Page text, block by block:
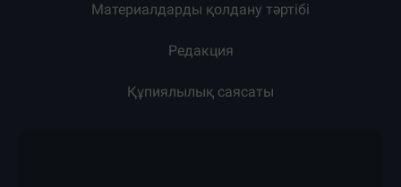
Материалдарды қолдану тәртібі
Редакция
Құпиялылық саясаты